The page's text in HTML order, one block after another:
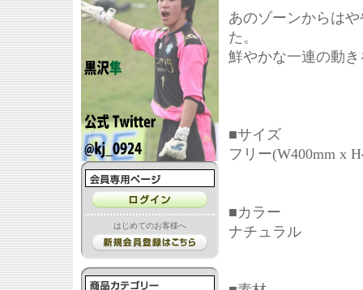
はじめてのお客様へ
あのゾーンからは
た。
鮮やかな一連の動
■サイズ
フリー(W400mm x
■カラー
ナチュラル